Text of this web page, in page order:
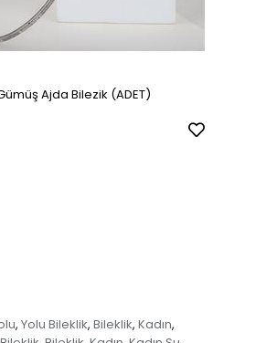
Ajda Bilezik (ADET)
, Yolu Bileklik, Bileklik, Kadın,